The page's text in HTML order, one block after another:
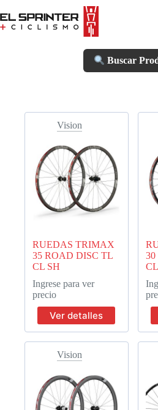
to
content
Buscar
Vision
RUEDAS TRIMAX
35 ROAD DISC TL
CL SH
Ingrese para ver
precio
Ver detalles
Vision